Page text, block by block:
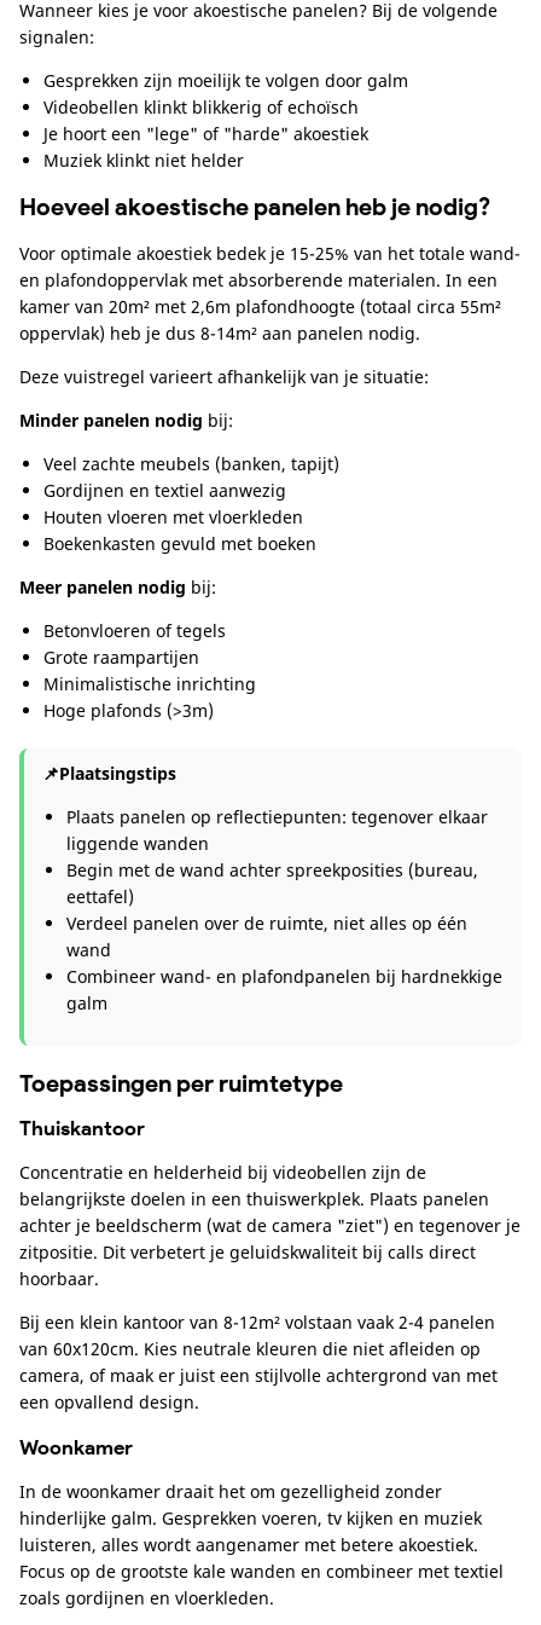
Wanneer kies je voor akoestische panelen? Bij de volgende
signalen:
Gesprekken zijn moeilijk te volgen door galm
Videobellen klinkt blikkerig of echoïsch
Je hoort een "lege" of "harde" akoestiek
Muziek klinkt niet helder
Hoeveel akoestische panelen heb je nodig?
Voor optimale akoestiek bedek je 15-25% van het totale wand-
en plafondoppervlak met absorberende materialen. In een
kamer van 20m² met 2,6m plafondhoogte (totaal circa 55m²
oppervlak) heb je dus 8-14m² aan panelen nodig.
Deze vuistregel varieert afhankelijk van je situatie:
Minder panelen nodig bij:
Veel zachte meubels (banken, tapijt)
Gordijnen en textiel aanwezig
Houten vloeren met vloerkleden
Boekenkasten gevuld met boeken
Meer panelen nodig bij:
Betonvloeren of tegels
Grote raampartijen
Minimalistische inrichting
Hoge plafonds (>3m)
📌Plaatsingstips
Plaats panelen op reflectiepunten: tegenover elkaar
liggende wanden
Begin met de wand achter spreekposities (bureau,
eettafel)
Verdeel panelen over de ruimte, niet alles op één
wand
Combineer wand- en plafondpanelen bij hardnekkige
galm
Toepassingen per ruimtetype
Thuiskantoor
Concentratie en helderheid bij videobellen zijn de
belangrijkste doelen in een thuiswerkplek. Plaats panelen
achter je beeldscherm (wat de camera "ziet") en tegenover je
zitpositie. Dit verbetert je geluidskwaliteit bij calls direct
hoorbaar.
Bij een klein kantoor van 8-12m² volstaan vaak 2-4 panelen
van 60x120cm. Kies neutrale kleuren die niet afleiden op
camera, of maak er juist een stijlvolle achtergrond van met
een opvallend design.
Woonkamer
In de woonkamer draait het om gezelligheid zonder
hinderlijke galm. Gesprekken voeren, tv kijken en muziek
luisteren, alles wordt aangenamer met betere akoestiek.
Focus op de grootste kale wanden en combineer met textiel
zoals gordijnen en vloerkleden.